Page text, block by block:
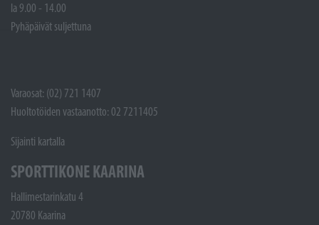
la 9.00 - 14.00
Pyhäpäivät suljettuna
Varaosat: (02) 721 1407
Huoltotöiden vastaanotto: 02 7211405
Sijainti kartalla
SPORTTIKONE KAARINA
Hallimestarinkatu 4
20780 Kaarina